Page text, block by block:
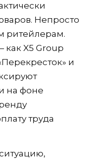
Непросто
ритейлерам.
X5 Group
и
на фоне
труда